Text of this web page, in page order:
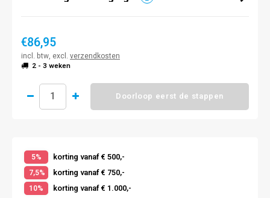
€86,95
incl. btw, excl. verzendkosten
2 - 3 weken
Doorloop eerst de stappen
5% korting vanaf € 500,-
7,5% korting vanaf € 750,-
10% korting vanaf € 1.000,-